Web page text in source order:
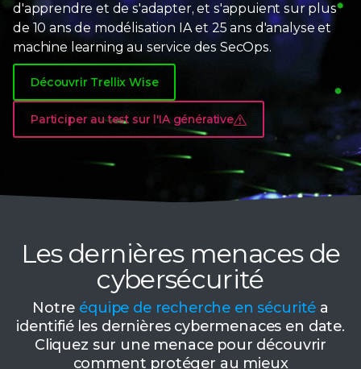
d'apprendre et de s'adapter, et s'appuient sur plus
de 10 ans de modélisation IA et 25 ans d'analyse et
machine learning au service des SecOps.
Découvrir Trellix Wise
Participer au test sur l'IA générative
Les dernières menaces de
cybersécurité
Notre équipe de recherche en sécurité a
identifié les dernières cybermenaces en date.
Cliquez sur une menace pour découvrir
comment protéger au mieux